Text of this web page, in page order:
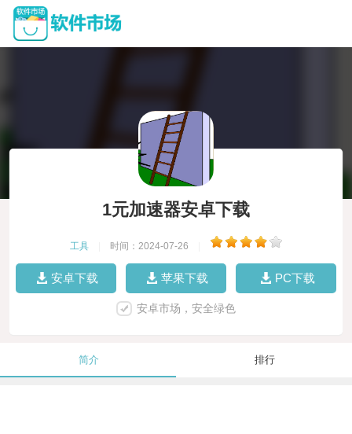
1元加速器安卓下载
工具 时间：2024-07-26
安卓下载 苹果下载 PC下载
安卓市场，安全绿色
简介 排行